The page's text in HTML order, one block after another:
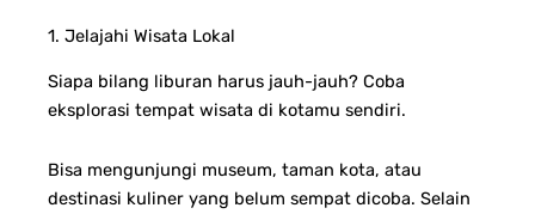
1. Jelajahi Wisata Lokal
Siapa bilang liburan harus jauh-jauh? Coba
eksplorasi tempat wisata di kotamu sendiri.
Bisa mengunjungi museum, taman kota, atau
destinasi kuliner yang belum sempat dicoba. Selain